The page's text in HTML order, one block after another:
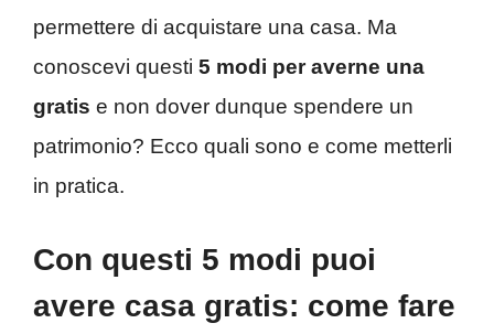
permettere di acquistare una casa. Ma
conoscevi questi 5 modi per averne una
gratis e non dover dunque spendere un
patrimonio? Ecco quali sono e come metterli
in pratica.
Con questi 5 modi puoi
avere casa gratis: come fare